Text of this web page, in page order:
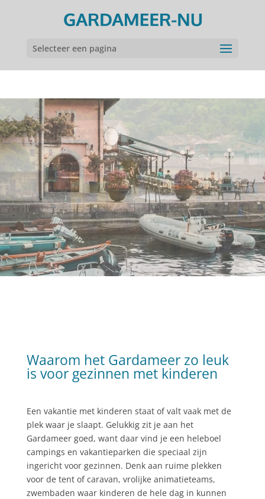
Selecteer een pagina
Waarom het Gardameer zo leuk
is voor gezinnen met kinderen
Een vakantie met kinderen staat of valt vaak met de
plek waar je slaapt. Gelukkig zit je aan het
Gardameer goed, want daar vind je een heleboel
campings en vakantieparken die speciaal zijn
ingericht voor gezinnen. Denk aan ruime plekken
voor de tent of caravan, vrolijke animatieteams,
zwembaden waar kinderen de hele dag in kunnen